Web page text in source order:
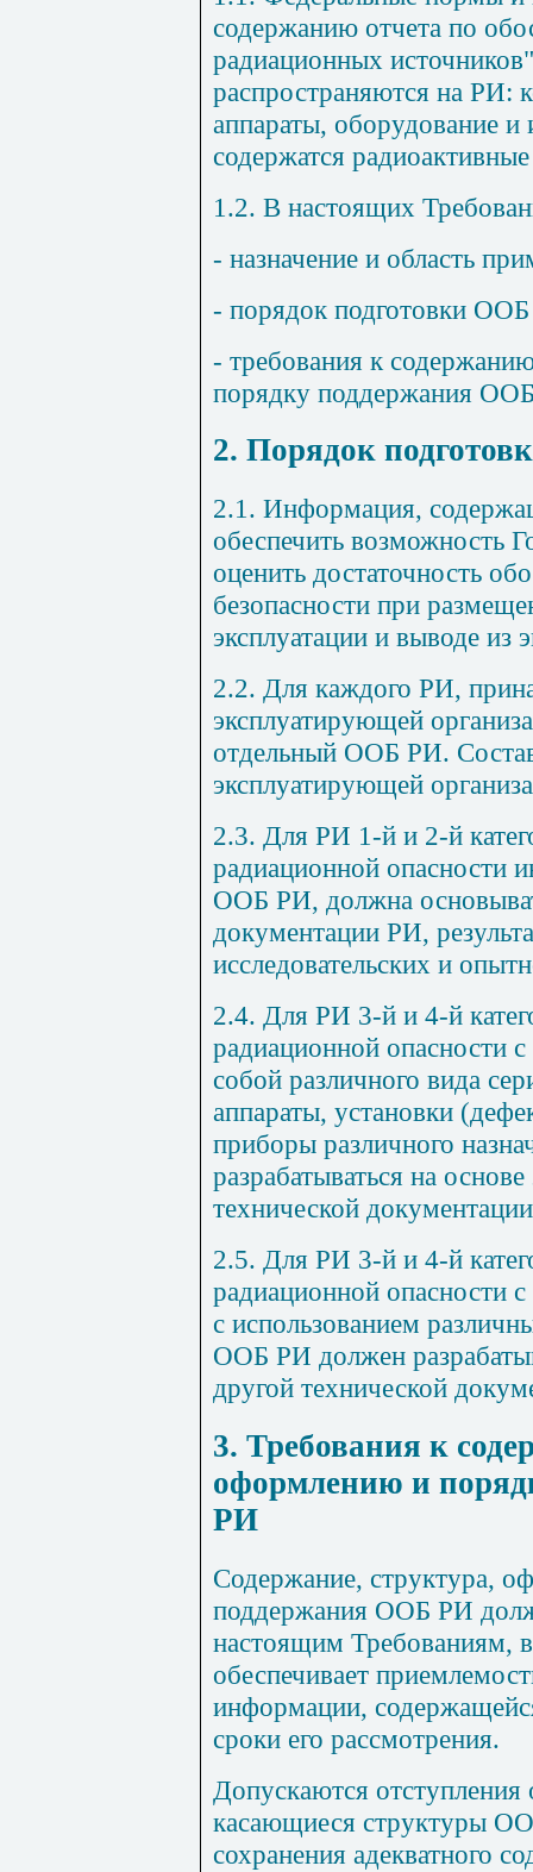
содержанию отчета по
радиационных
распространяются на РИ:
аппараты, оборудование и
содержатся
1.2. В настоящих
- назначение и область
- порядок подготовки
- требования к
порядку поддержания
2. Порядок
2.1. Информация,
обеспечить возможность
оценить достаточность
безопасности при
эксплуатации и выводе из
2.2. Для каждого РИ,
эксплуатирующей
отдельный ООБ РИ.
эксплуатирующей
2.3. Для РИ 1-й и 2-й
радиационной опасности
ООБ РИ, должна
документации РИ,
исследовательских и
2.4. Для РИ 3-й и 4-й
радиационной опасности
собой различного вида
аппараты, установки
приборы различного
разрабатываться на
технической
2.5. Для РИ 3-й и 4-й
радиационной опасности
с использованием
ООБ РИ должен
другой технической
3. Требования к
оформлению и
РИ
Содержание, структура,
поддержания ООБ РИ
настоящим Требованиям,
обеспечивает
информации,
сроки его рассмотрения.
Допускаются
касающиеся структуры
сохранения адекватного